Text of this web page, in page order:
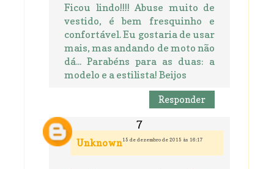
Ficou lindo!!!! Abuse muito de
vestido, é bem fresquinho e
confortável. Eu gostaria de usar
mais, mas andando de moto não
dá... Parabéns para as duas: a
modelo e a estilista! Beijos
Responder
Unknown15 de dezembro de 2015 às 16:17